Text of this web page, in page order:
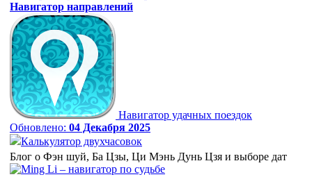
Навигатор направлений
Навигатор удачных поездок
Обновлено: 04 Декабря 2025
Калькулятор двухчасовок
Блог о Фэн шуй, Ба Цзы, Ци Мэнь Дунь Цзя и выборе дат